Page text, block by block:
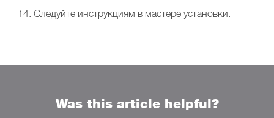
Следуйте инструкциям в мастере установки.
Was this article helpful?